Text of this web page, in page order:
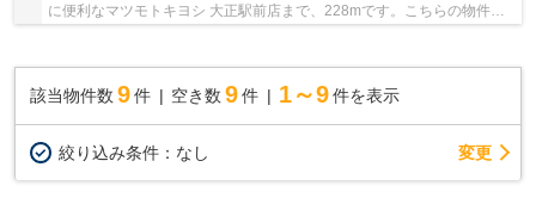
に便利なマツモトキヨシ 大正駅前店まで、228mです。こちらの物件は
南向きです。大阪市大正区エリアで住まいを探す...
該当物件数 9件 空き数 9 件 1～9 件を表示
絞り込み条件： なし 変更